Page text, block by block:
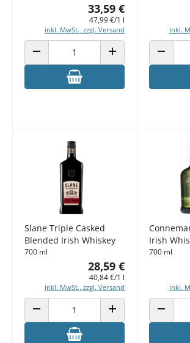
33,59 €
47,99 €/1 l
inkl. MwSt., zzgl. Versand
ANZAHL VERRINGERN ANZAHL ERHÖHEN
inkl.
ANZAHL
Slane Triple Casked
Blended Irish Whiskey
700 ml
28,59 €
40,84 €/1 l
inkl. MwSt., zzgl. Versand
ANZAHL VERRINGERN ANZAHL ERHÖHEN
Irish
700 ml
inkl.
ANZAHL